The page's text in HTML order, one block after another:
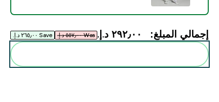
إجمالي المبلغ: ٢٩٢٫٠٠ د.إ.‏‎ Was ٥٥٧٫٠٠ د.إ.‏‎ Save ٢٦٥٫٠٠ د.إ.‏‎